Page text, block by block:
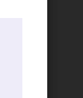
Uhr
Uhr
Uhr